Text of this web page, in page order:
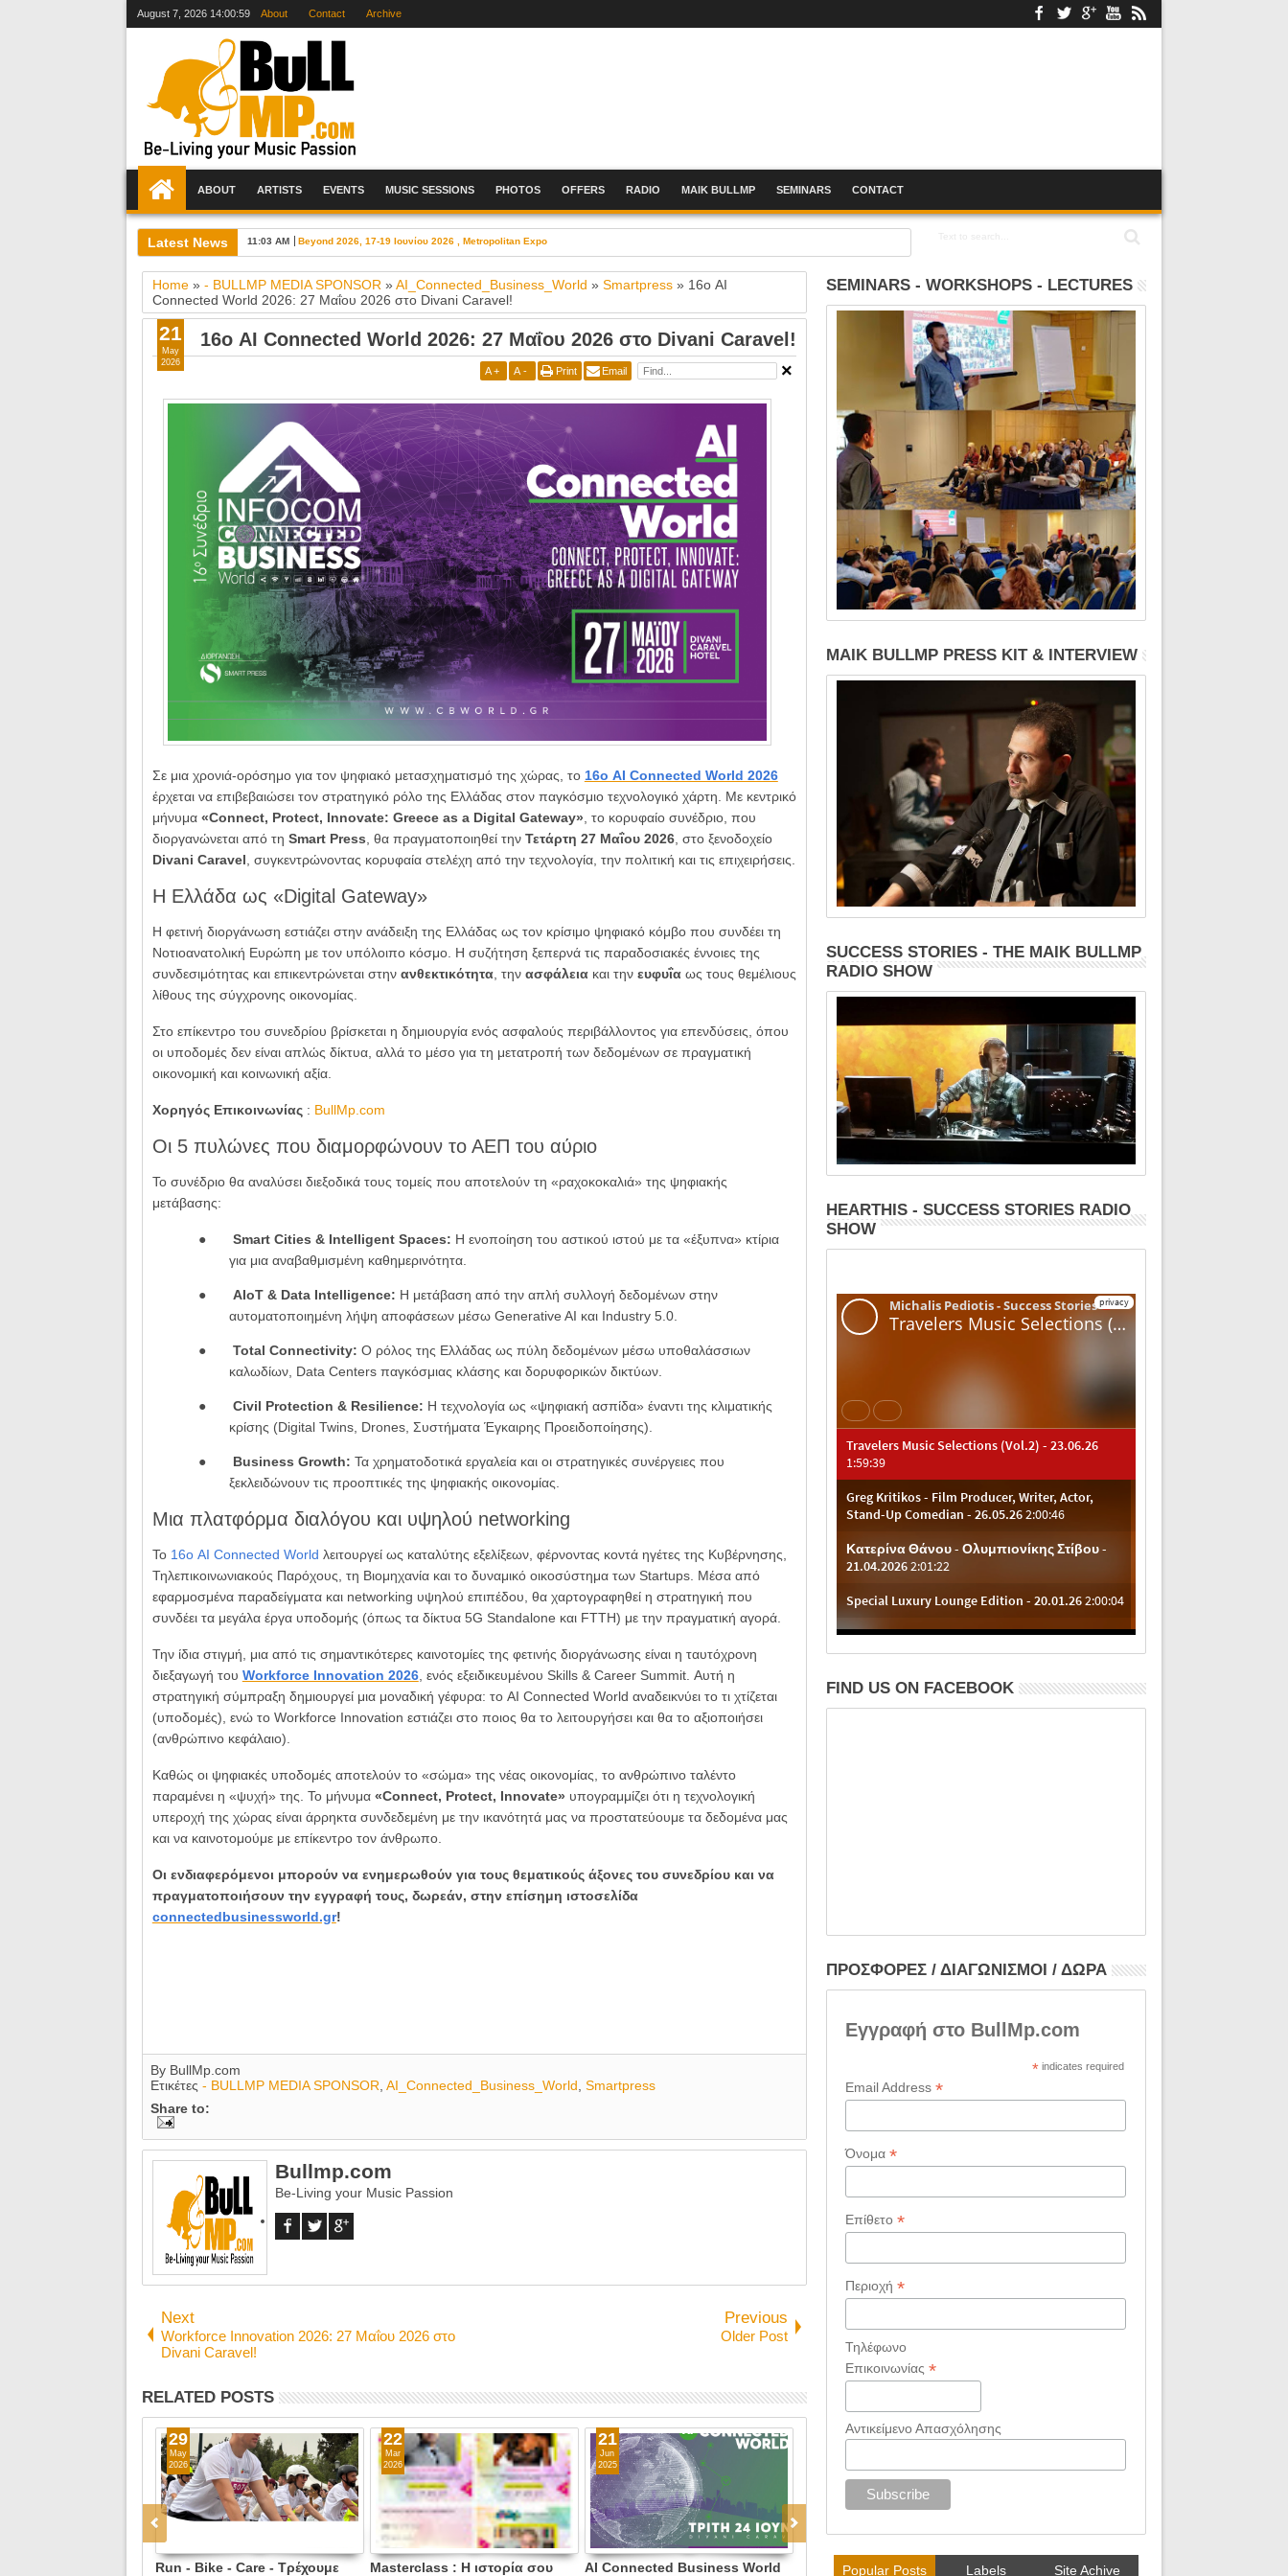
August 7, 2026 14:01:00 About Contact Archive
ABOUT ARTISTS EVENTS MUSIC SESSIONS PHOTOS OFFERS RADIO MAIK BULLMP SEMINARS CONTACT
Latest News 11:03 AM Beyond 2026, 17-19 Ιουνίου 2026 , Metropolitan Expo
Home» - BULLMP MEDIA SPONSOR »AI_Connected_Business_World » Smartpress» 16ο AI
Connected World 2026: 27 Μαΐου 2026 στο Divani Caravel!
16ο AI Connected World 2026: 27 Μαΐου 2026 στο Divani Caravel!
A + A - Print Email
Σε μια χρονιά-ορόσημο για τον ψηφιακό μετασχηματισμό της χώρας, το 16ο AI Connected World 2026
έρχεται να επιβεβαιώσει τον στρατηγικό ρόλο της Ελλάδας στον παγκόσμιο τεχνολογικό χάρτη. Με κεντρικό
μήνυμα «Connect, Protect, Innovate: Greece as a Digital Gateway» , το κορυφαίο συνέδριο, που
διοργανώνεται από τη Smart Press , θα πραγματοποιηθεί την Τετάρτη 27 Μαΐου 2026, στο ξενοδοχείο
Divani Caravel , συγκεντρώνοντας κορυφαία στελέχη από την τεχνολογία, την πολιτική και τις επιχειρήσεις.
Η Ελλάδα ως «Digital Gateway»
Η φετινή διοργάνωση εστιάζει στην ανάδειξη της Ελλάδας ως τον κρίσιμο ψηφιακό κόμβο που συνδέει τη
Νοτιοανατολική Ευρώπη με τον υπόλοιπο κόσμο. Η συζήτηση ξεπερνά τις παραδοσιακές έννοιες της
συνδεσιμότητας και επικεντρώνεται στην ανθεκτικότητα, την ασφάλειακαι την ευφυΐαως τους θεμέλιους
λίθους της σύγχρονης οικονομίας.
Στο επίκεντρο του συνεδρίου βρίσκεται η δημιουργία ενός ασφαλούς περιβάλλοντος για επενδύσεις, όπου
οι υποδομές δεν είναι απλώς δίκτυα, αλλά το μέσο για τη μετατροπή των δεδομένων σε πραγματική
οικονομική και κοινωνική αξία.
Χορηγός Επικοινωνίας: BullMp.com
Οι 5 πυλώνες που διαμορφώνουν το ΑΕΠ του αύριο
Το συνέδριο θα αναλύσει διεξοδικά τους τομείς που αποτελούν τη «ραχοκοκαλιά» της ψηφιακής
μετάβασης:
● Smart Cities & Intelligent Spaces: Η ενοποίηση του αστικού ιστού με τα «έξυπνα» κτίρια
για μια αναβαθμισμένη καθημερινότητα.
● AIoT & Data Intelligence: Η μετάβαση από την απλή συλλογή δεδομένων στην
αυτοματοποιημένη λήψη αποφάσεων μέσω Generative AI και Industry 5.0.
● Total Connectivity: Ο ρόλος της Ελλάδας ως πύλη δεδομένων μέσω υποθαλάσσιων
καλωδίων, Data Centers παγκόσμιας κλάσης και δορυφορικών δικτύων.
● Civil Protection & Resilience: Η τεχνολογία ως «ψηφιακή ασπίδα» έναντι της κλιματικής
κρίσης (Digital Twins, Drones, Συστήματα Έγκαιρης Προειδοποίησης).
● Business Growth: Τα χρηματοδοτικά εργαλεία και οι στρατηγικές συνέργειες που
ξεκλειδώνουν τις προοπτικές της ψηφιακής οικονομίας.
Μια πλατφόρμα διαλόγου και υψηλού networking
Το 16ο AI Connected World λειτουργεί ως καταλύτης εξελίξεων, φέρνοντας κοντά ηγέτες της Κυβέρνησης,
Τηλεπικοινωνιακούς Παρόχους, τη Βιομηχανία και το δυναμικό οικοσύστημα των Startups. Μέσα από
εφαρμοσμένα παραδείγματα και networking υψηλού επιπέδου, θα χαρτογραφηθεί η στρατηγική που
συνδέει τα μεγάλα έργα υποδομής (όπως τα δίκτυα 5G Standalone και FTTH) με την πραγματική αγορά.
Την ίδια στιγμή, μια από τις σημαντικότερες καινοτομίες της φετινής διοργάνωσης είναι η ταυτόχρονη
διεξαγωγή του Workforce Innovation 2026, ενός εξειδικευμένου Skills & Career Summit. Αυτή η
στρατηγική σύμπραξη δημιουργεί μια μοναδική γέφυρα: το AI Connected World αναδεικνύει το τι χτίζεται
(υποδομές), ενώ το Workforce Innovation εστιάζει στο ποιος θα το λειτουργήσει και θα το αξιοποιήσει
(ανθρώπινο κεφάλαιο).
Καθώς οι ψηφιακές υποδομές αποτελούν το «σώμα» της νέας οικονομίας, το ανθρώπινο ταλέντο
παραμένει η «ψυχή» της. Το μήνυμα «Connect, Protect, Innovate» υπογραμμίζει ότι η τεχνολογική
υπεροχή της χώρας είναι άρρηκτα συνδεδεμένη με την ικανότητά μας να προστατεύουμε τα δεδομένα μας
και να καινοτομούμε με επίκεντρο τον άνθρωπο.
Οι ενδιαφερόμενοι μπορούν να ενημερωθούν για τους θεματικούς άξονες του συνεδρίου και να
πραγματοποιήσουν την εγγραφή τους, δωρεάν, στην επίσημη ιστοσελίδα
connectedbusinessworld.gr!
21
May
2026
By BullMp.com
Ετικέτες - BULLMP MEDIA SPONSOR, AI_Connected_Business_World, Smartpress
Share to:
Bullmp.com
Be-Living your Music Passion
Next
Workforce Innovation 2026: 27 Μαΐου 2026 στο
Divani Caravel!
Previous
Older Post
RELATED POSTS
Workforce Innovation 2026: 27
21
May
2026
Beyond 2026, 17-19 Ιουνίου
17
Jun
2026
Run - Bike - Care - Τρέχουμε
29
May
2026
Masterclass : Η ιστορία σου
AI Connected Business World
21
SEMINARS - WORKSHOPS - LECTURES
MAIK BULLMP PRESS KIT & INTERVIEW
SUCCESS STORIES - THE MAIK BULLMP
RADIO SHOW
HEARTHIS - SUCCESS STORIES RADIO
SHOW
FIND US ON FACEBOOK
ΠΡΟΣΦΟΡΕΣ / ΔΙΑΓΩΝΙΣΜΟΙ / ΔΩΡΑ
Εγγραφή στο BullMp.com
* indicates required
Email Address*
Όνομα*
Επίθετο*
Περιοχή*
Τηλέφωνο
Επικοινωνίας*
Αντικείμενο Απασχόλησης
Popular Posts Labels Site Achive